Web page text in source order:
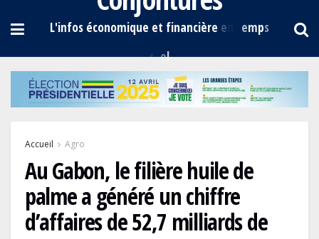
Accueil Agro
Au Gabon, le filière huile de
palme a généré un chiffre
d’affaires de 52,7 milliards de